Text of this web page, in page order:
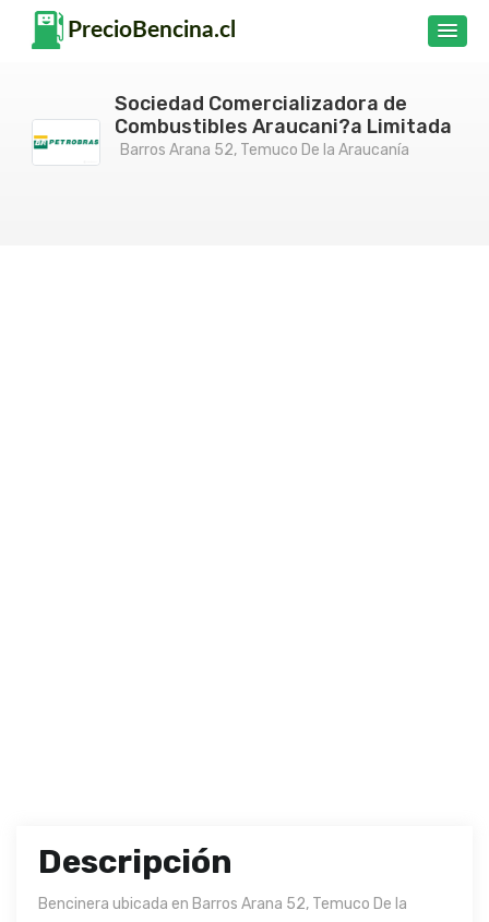
Sociedad Comercializadora de
Combustibles Araucani?a Limitada
Barros Arana 52, Temuco De la Araucanía
Descripción
Bencinera ubicada en Barros Arana 52, Temuco De la